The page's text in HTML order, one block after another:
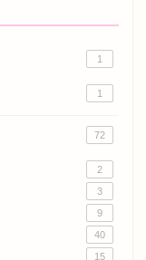
1
1
72
2
3
9
40
15